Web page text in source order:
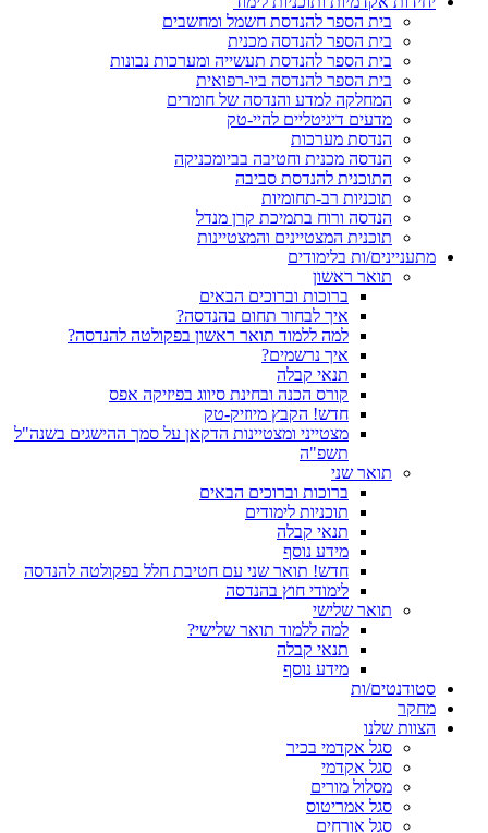
בית הספר להנדסת חשמל ומחשבים
בית הספר להנדסה מכנית
בית הספר להנדסת תעשייה ומערכות נבונות
בית הספר להנדסה ביו-רפואית
המחלקה למדע והנדסה של חומרים
מדעים דיגיטליים להיי-טק
הנדסת מערכות
הנדסה מכנית וחטיבה בביומכניקה
התוכנית להנדסת סביבה
תוכניות רב-תחומיות
הנדסה ורוח בתמיכת קרן מנדל
תוכנית המצטיינים והמצטיינות
מתעניינים/ות בלימודים
תואר ראשון
ברוכות וברוכים הבאים
איך לבחור תחום בהנדסה?
למה ללמוד תואר ראשון בפקולטה להנדסה?
איך נרשמים?
תנאי קבלה
קורס הכנה ובחינת סיווג בפיזיקה אפס
חדש! הקבץ מיוזיק-טק
מצטייני ומצטיינות הדקאן על סמך ההישגים בשנה"ל
תשפ"ה
תואר שני
ברוכות וברוכים הבאים
תוכניות לימודים
תנאי קבלה
מידע נוסף
חדש! תואר שני עם חטיבת חלל בפקולטה להנדסה
לימודי חוץ בהנדסה
תואר שלישי
למה ללמוד תואר שלישי?
תנאי קבלה
מידע נוסף
סטודנטים/ות
מחקר
הצוות שלנו
סגל אקדמי בכיר
סגל אקדמי
מסלול מורים
סגל אמריטוס
סגל אורחים